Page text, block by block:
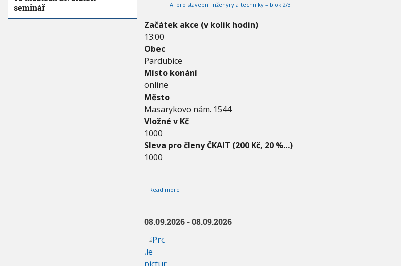
7
0
AI pro stavební inženýry a techniky – blok 2/3
Začátek akce (v kolik hodin)
13:00
Obec
Pardubice
Místo konání
online
Město
Masarykovo nám. 1544
Vložné v Kč
1000
Sleva pro členy ČKAIT (200 Kč, 20 %…)
1000
Read more
t
08.09.2026 - 08.09.2026
seminář